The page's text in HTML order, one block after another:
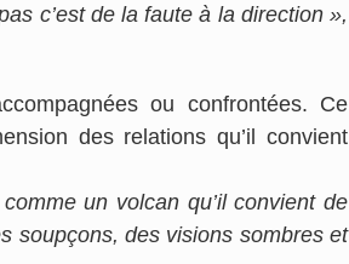
c’est de la faute à la direction »,
ou confrontées. Ce
des relations qu’il convient
un volcan qu’il convient de
soupçons, des visions sombres et
En savoir plus...